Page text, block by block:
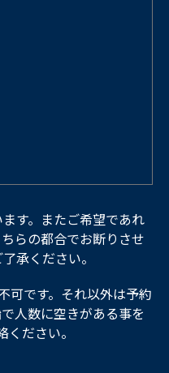
す。またご希望であれ
らの都合でお断りさせ
承ください。
可です。それ以外は予約
人数に空きがある事を
ださい。